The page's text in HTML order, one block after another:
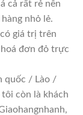
cả rất rẻ nên
nhỏ lẻ.
giá trị trên
đơn đỏ trực
quốc / Lào /
còn là khách